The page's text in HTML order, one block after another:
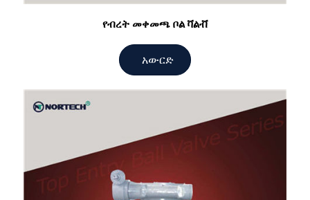
የብረት መቀመጫ ቦል ቫልቭ
አውርድ